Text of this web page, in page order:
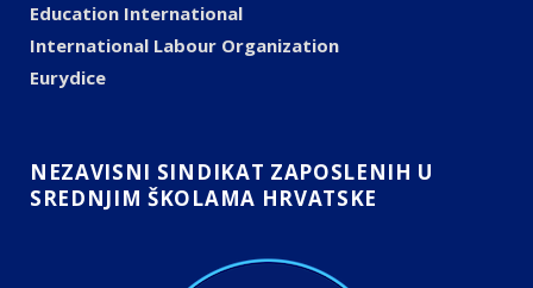
Education International
International Labour Organization
Eurydice
NEZAVISNI SINDIKAT ZAPOSLENIH U
SREDNJIM ŠKOLAMA HRVATSKE